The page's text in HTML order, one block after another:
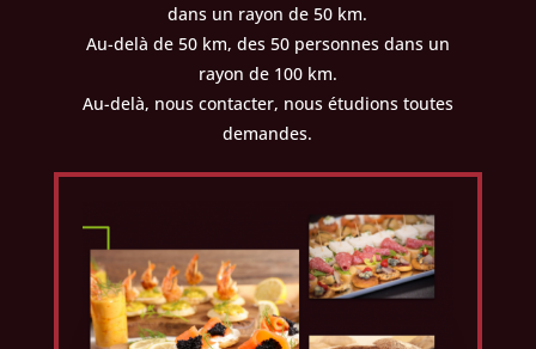
dans un rayon de 50 km.
Au-delà de 50 km, des 50 personnes dans un
rayon de 100 km.
Au-delà, nous contacter, nous étudions toutes
demandes.